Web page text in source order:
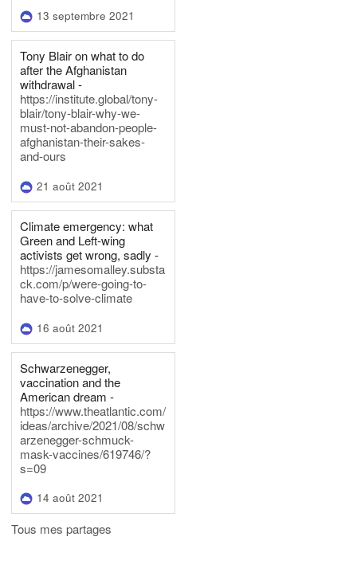
13 septembre 2021
Tony Blair on what to do
after the Afghanistan
withdrawal -
https://institute.global/tony-
blair/tony-blair-why-we-
must-not-abandon-people-
afghanistan-their-sakes-
and-ours
21 août 2021
Climate emergency: what
Green and Left-wing
activists get wrong, sadly -
https://jamesomalley.substa
ck.com/p/were-going-to-
have-to-solve-climate
16 août 2021
Schwarzenegger,
vaccination and the
American dream -
https://www.theatlantic.com/
ideas/archive/2021/08/schw
arzenegger-schmuck-
mask-vaccines/619746/?
s=09
14 août 2021
Tous mes partages